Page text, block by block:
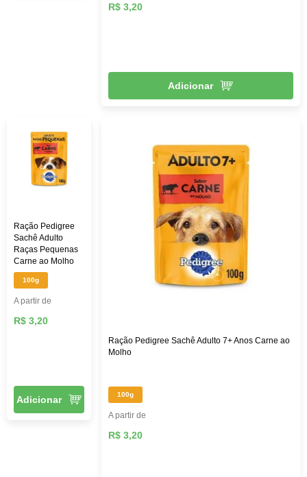
R$ 3,20
Adicionar
Ração Pedigree
Sachê Adulto
Raças Pequenas
Carne ao Molho
100g
A partir de
R$ 3,20
Adicionar
Ração Pedigree Sachê Adulto 7+ Anos Carne ao
Molho
100g
A partir de
R$ 3,20